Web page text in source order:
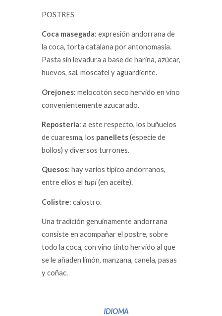
POSTRES
Coca masegada: expresión andorrana de
la coca, torta catalana por antonomasia.
Pasta sin levadura a base de harina, azúcar,
huevos, sal, moscatel y aguardiente.
Orejones: melocotón seco hervido en vino
convenientemente azucarado.
Repostería: a este respecto, los buñuelos
de cuaresma, los panellets(especie de
bollos) y diversos turrones.
Quesos: hay varios típico andorranos,
entre ellos el tupí(en aceite).
Colistre: calostro.
Una tradición genuinamente andorrana
consiste en acompañar el postre, sobre
todo la coca, con vino tinto hervido al que
se le añaden limón, manzana, canela, pasas
y coñac.
IDIOMA